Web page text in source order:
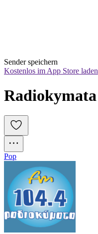
Sender speichern
Kostenlos im App Store laden
Radiokymata
Pop